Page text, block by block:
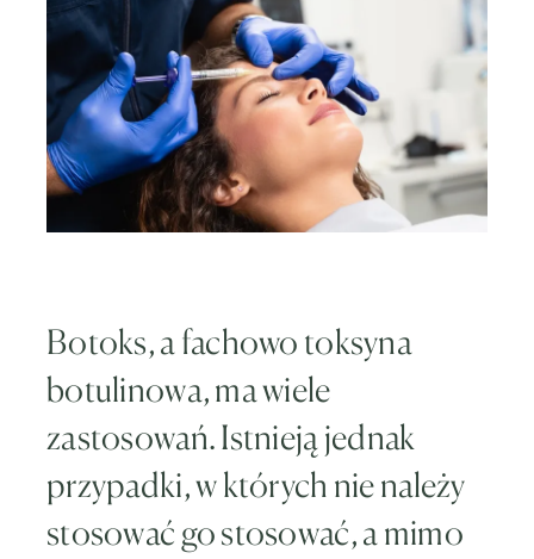
Botoks, a fachowo toksyna
botulinowa, ma wiele
zastosowań. Istnieją jednak
przypadki, w których nie należy
stosować go stosować, a mimo